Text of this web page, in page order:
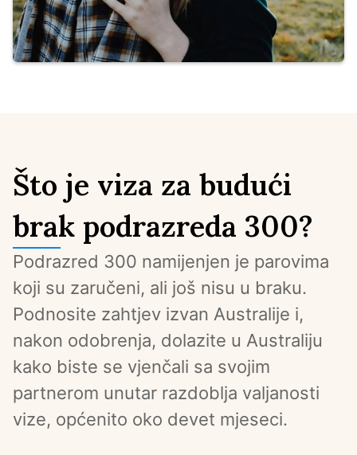
Što je viza za budući
brak podrazreda 300?
Podrazred 300 namijenjen je parovima
koji su zaručeni, ali još nisu u braku.
Podnosite zahtjev izvan Australije i,
nakon odobrenja, dolazite u Australiju
kako biste se vjenčali sa svojim
partnerom unutar razdoblja valjanosti
vize, općenito oko devet mjeseci.